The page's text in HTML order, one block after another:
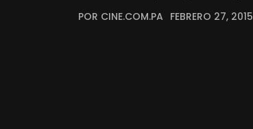
POR CINE.COM.PA FEBRERO 27, 2015